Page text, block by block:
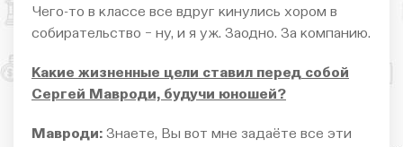
Чего-то в классе все вдруг кинулись хором в
собирательство − ну, и я уж. Заодно. За компанию.
Какие жизненные цели ставил перед собой
Сергей Мавроди, будучи юношей?
Мавроди: Знаете, Вы вот мне задаёте все эти